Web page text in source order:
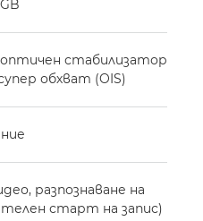
стабилизатор
обхват (OIS)
разпознаване на
старт на запис)